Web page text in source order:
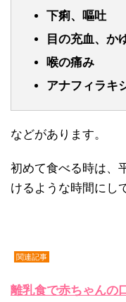
下痢、嘔吐
目の充血、か
喉の痛み
アナフィラキ
などがあります。
初めて食べる時は、
けるような時間にし
関連記事
離乳食で赤ちゃんの